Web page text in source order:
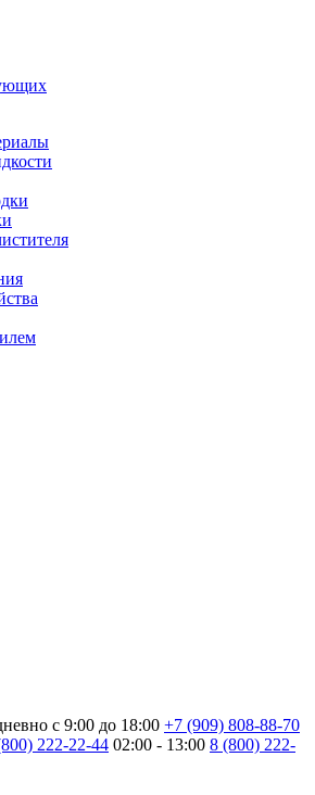
с 9:00 до 18:00 +7 (909) 808-88-70
222-22-44 02:00 - 13:00 8 (800) 222-